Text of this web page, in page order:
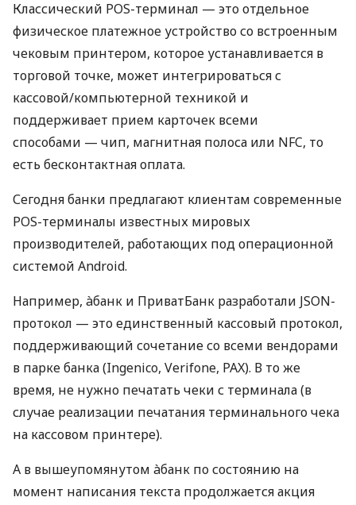
Классический POS-терминал — это отдельное
физическое платежное устройство со встроенным
чековым принтером, которое устанавливается в
торговой точке, может интегрироваться с
кассовой/компьютерной техникой и
поддерживает прием карточек всеми
способами — чип, магнитная полоса или NFC, то
есть бесконтактная оплата.
Сегодня банки предлагают клиентам современные
POS-терминалы известных мировых
производителей, работающих под операционной
системой Android.
Например, àбанк и ПриватБанк разработали JSON-
протокол — это единственный кассовый протокол,
поддерживающий сочетание со всеми вендорами
в парке банка (Ingenico, Verifone, PAX). В то же
время, не нужно печатать чеки с терминала (в
случае реализации печатания терминального чека
на кассовом принтере).
А в вышеупомянутом àбанк по состоянию на
момент написания текста продолжается акция